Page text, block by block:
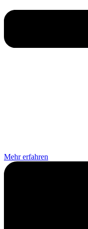
Mehr erfahren